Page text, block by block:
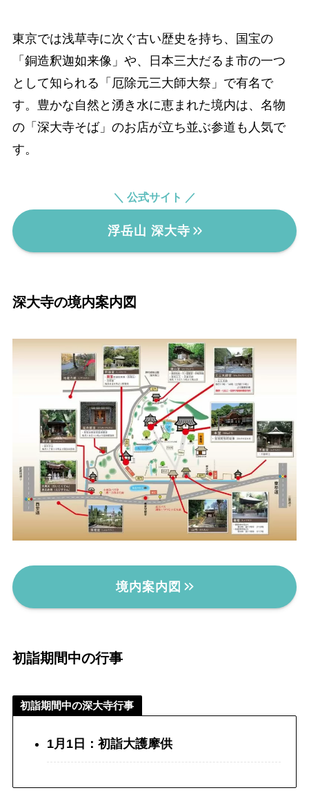
東京では浅草寺に次ぐ古い歴史を持ち、国宝の
「銅造釈迦如来像」や、日本三大だるま市の一つ
として知られる「厄除元三大師大祭」で有名で
す。豊かな自然と湧き水に恵まれた境内は、名物
の「深大寺そば」のお店が立ち並ぶ参道も人気で
す。
＼ 公式サイト ／
浮岳山 深大寺
深大寺の境内案内図
境内案内図
初詣期間中の行事
初詣期間中の深大寺行事
1月1日：初詣大護摩供